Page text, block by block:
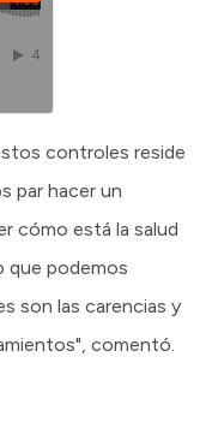
controles reside
par hacer un
cómo está la salud
que podemos
son las carencias y
comentó.